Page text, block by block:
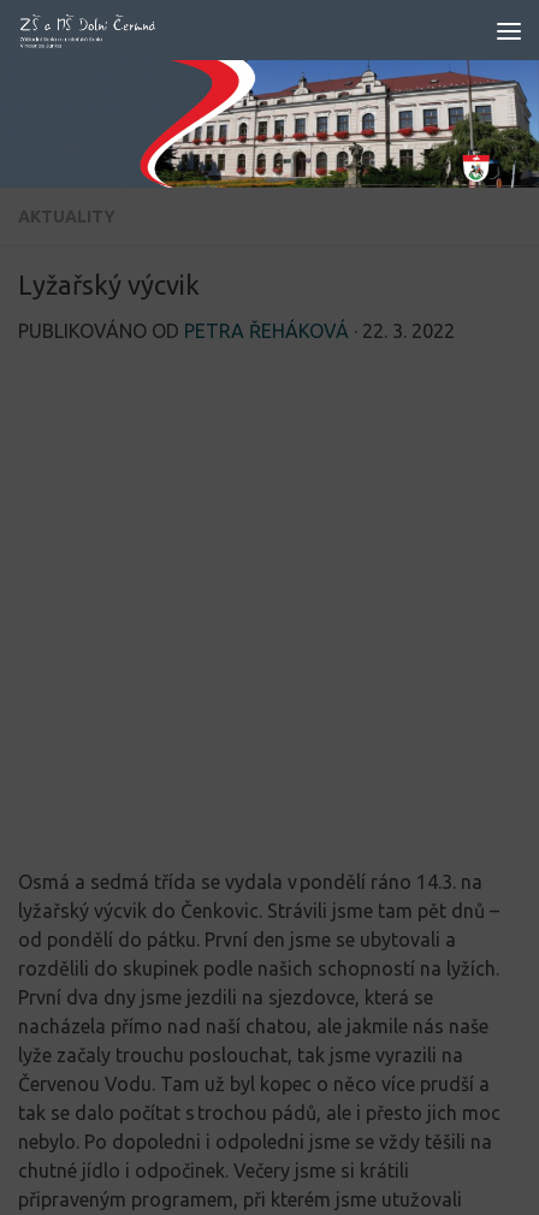
Skip to content
AKTUALITY
Lyžařský výcvik
PUBLIKOVÁNO OD PETRA ŘEHÁKOVÁ · 22. 3. 2022
Osmá a sedmá třída se vydala v pondělí ráno 14.3. na
lyžařský výcvik do Čenkovic. Strávili jsme tam pět dnů –
od pondělí do pátku. První den jsme se ubytovali a
rozdělili do skupinek podle našich schopností na lyžích.
První dva dny jsme jezdili na sjezdovce, která se
nacházela přímo nad naší chatou, ale jakmile nás naše
lyže začaly trouchu poslouchat, tak jsme vyrazili na
Červenou Vodu. Tam už byl kopec o něco více prudší a
tak se dalo počítat s trochou pádů, ale i přesto jich moc
nebylo. Po dopoledni i odpoledni jsme se vždy těšili na
chutné jídlo i odpočinek. Večery jsme si krátili
připraveným programem, při kterém jsme utužovali